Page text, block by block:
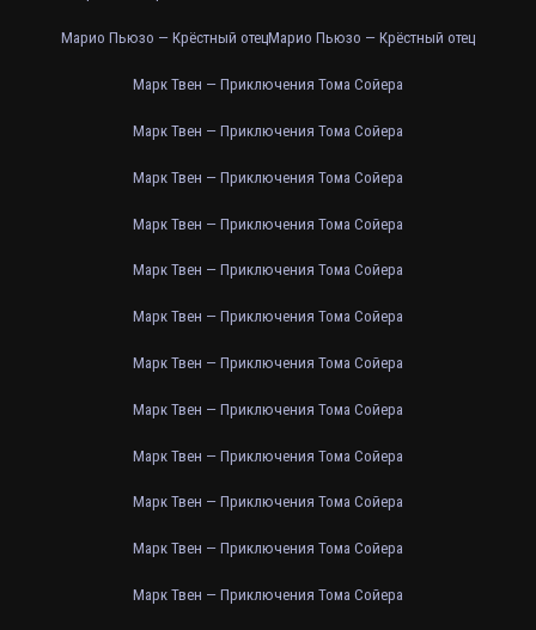
Марио Пьюзо — Крёстный отецМарио Пьюзо — Крёстный отец
Марк Твен — Приключения Тома Сойера
Марк Твен — Приключения Тома Сойера
Марк Твен — Приключения Тома Сойера
Марк Твен — Приключения Тома Сойера
Марк Твен — Приключения Тома Сойера
Марк Твен — Приключения Тома Сойера
Марк Твен — Приключения Тома Сойера
Марк Твен — Приключения Тома Сойера
Марк Твен — Приключения Тома Сойера
Марк Твен — Приключения Тома Сойера
Марк Твен — Приключения Тома Сойера
Марк Твен — Приключения Тома Сойера